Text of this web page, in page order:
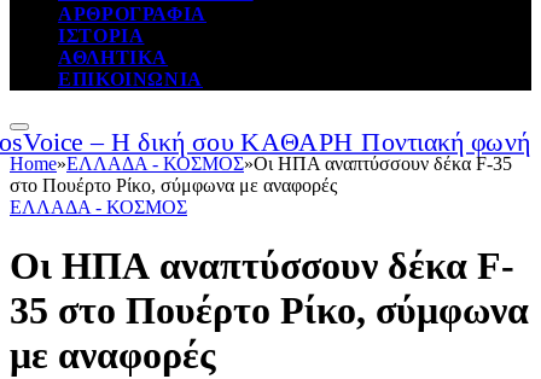
ΑΡΘΡΟΓΡΑΦΙΑ
ΙΣΤΟΡΙΑ
ΑΘΛΗΤΙΚΑ
ΕΠΙΚΟΙΝΩΝΙΑ
Home»ΕΛΛΑΔΑ - ΚΟΣΜΟΣ»Οι ΗΠΑ αναπτύσσουν δέκα F-35
στο Πουέρτο Ρίκο, σύμφωνα με αναφορές
ΕΛΛΑΔΑ - ΚΟΣΜΟΣ
Οι ΗΠΑ αναπτύσσουν δέκα F-
35 στο Πουέρτο Ρίκο, σύμφωνα
με αναφορές